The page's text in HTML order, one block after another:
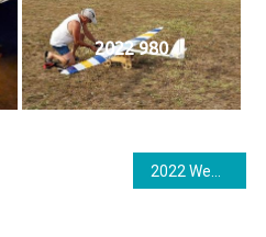
2022 980